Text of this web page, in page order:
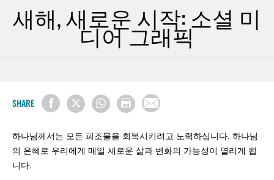
새해, 새로운 시작: 소셜 미
디어 그래픽
SHARE
하나님께서는 모든 피조물을 회복시키려고 노력하십니다. 하나님
의 은혜로 우리에게 매일 새로운 삶과 변화의 가능성이 열리게 됩
니다.